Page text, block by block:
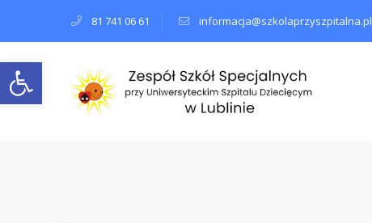
Open toolbar
81 741 06 61 informacja@szkolaprzyszpitalna.pl